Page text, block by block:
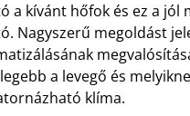
a kívánt hőfok és ez a jól
Nagyszerű megoldást
a levegő és
klíma.